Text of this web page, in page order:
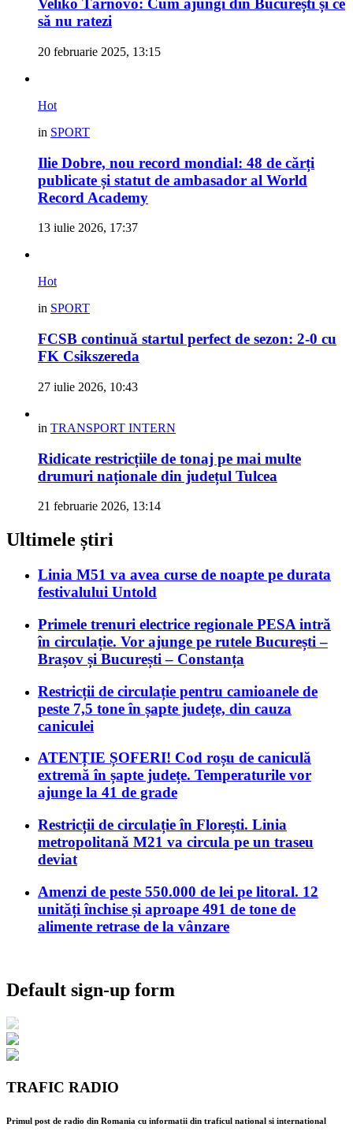
Veliko Târnovo: Cum ajungi din București și ce
să nu ratezi
20 februarie 2025, 13:15
Hot
in SPORT
Ilie Dobre, nou record mondial: 48 de cărți
publicate și statut de ambasador al World
Record Academy
13 iulie 2026, 17:37
Hot
in SPORT
FCSB continuă startul perfect de sezon: 2-0 cu
FK Csikszereda
27 iulie 2026, 10:43
in TRANSPORT INTERN
Ridicate restricțiile de tonaj pe mai multe
drumuri naționale din județul Tulcea
21 februarie 2026, 13:14
Ultimele știri
Linia M51 va avea curse de noapte pe durata
festivalului Untold
Primele trenuri electrice regionale PESA intră
în circulație. Vor ajunge pe rutele București –
Brașov și București – Constanța
Restricții de circulație pentru camioanele de
peste 7,5 tone în șapte județe, din cauza
caniculei
ATENȚIE ȘOFERI! Cod roșu de caniculă
extremă în șapte județe. Temperaturile vor
ajunge la 41 de grade
Restricții de circulație în Florești. Linia
metropolitană M21 va circula pe un traseu
deviat
Amenzi de peste 550.000 de lei pe litoral. 12
unități închise și aproape 491 de tone de
alimente retrase de la vânzare
Default sign-up form
TRAFIC RADIO
Primul post de radio din Romania cu informatii din traficul national si international